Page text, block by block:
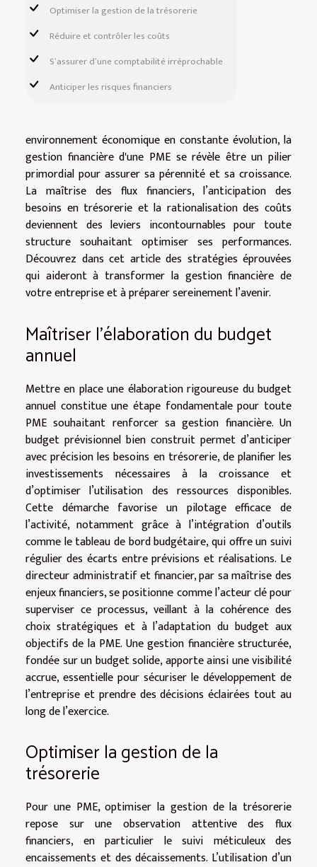
Optimiser la gestion de la trésorerie
Réduire et contrôler les coûts
S’assurer d’une comptabilité irréprochable
Anticiper les risques financiers
environnement économique en constante évolution, la
gestion financière d'une PME se révèle être un pilier
primordial pour assurer sa pérennité et sa croissance.
La maîtrise des flux financiers, l’anticipation des
besoins en trésorerie et la rationalisation des coûts
deviennent des leviers incontournables pour toute
structure souhaitant optimiser ses performances.
Découvrez dans cet article des stratégies éprouvées
qui aideront à transformer la gestion financière de
votre entreprise et à préparer sereinement l’avenir.
Maîtriser l’élaboration du budget
annuel
Mettre en place une élaboration rigoureuse du budget
annuel constitue une étape fondamentale pour toute
PME souhaitant renforcer sa gestion financière. Un
budget prévisionnel bien construit permet d’anticiper
avec précision les besoins en trésorerie, de planifier les
investissements nécessaires à la croissance et
d’optimiser l’utilisation des ressources disponibles.
Cette démarche favorise un pilotage efficace de
l’activité, notamment grâce à l’intégration d’outils
comme le tableau de bord budgétaire, qui offre un suivi
régulier des écarts entre prévisions et réalisations. Le
directeur administratif et financier, par sa maîtrise des
enjeux financiers, se positionne comme l’acteur clé pour
superviser ce processus, veillant à la cohérence des
choix stratégiques et à l’adaptation du budget aux
objectifs de la PME. Une gestion financière structurée,
fondée sur un budget solide, apporte ainsi une visibilité
accrue, essentielle pour sécuriser le développement de
l’entreprise et prendre des décisions éclairées tout au
long de l’exercice.
Optimiser la gestion de la
trésorerie
Pour une PME, optimiser la gestion de la trésorerie
repose sur une observation attentive des flux
financiers, en particulier le suivi méticuleux des
encaissements et des décaissements. L’utilisation d’un